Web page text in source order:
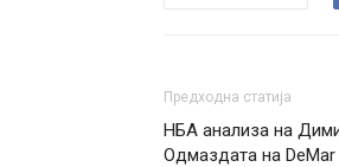
Предходна статија
НБА анализа на
Одмаздата на